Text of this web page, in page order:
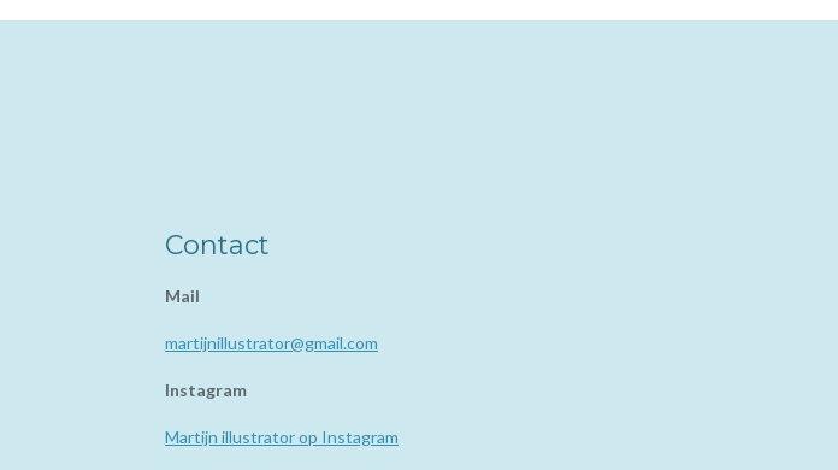
Contact
Mail
martijnillustrator@gmail.com
Instagram
Martijn illustrator op Instagram